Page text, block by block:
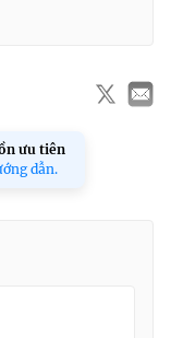
ưu tiên
dẫn.